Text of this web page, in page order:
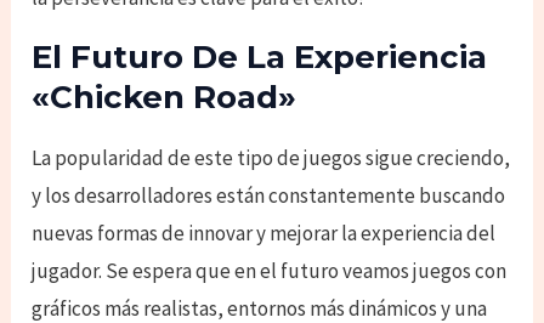
El Futuro De La Experiencia
«Chicken Road»
La popularidad de este tipo de juegos sigue creciendo,
y los desarrolladores están constantemente buscando
nuevas formas de innovar y mejorar la experiencia del
jugador. Se espera que en el futuro veamos juegos con
gráficos más realistas, entornos más dinámicos y una